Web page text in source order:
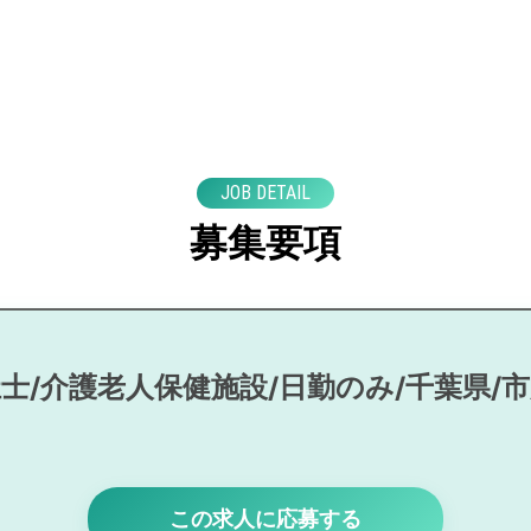
JOB DETAIL
募集要項
/介護老人保健施設/日勤のみ/千葉県/
この求人に応募する